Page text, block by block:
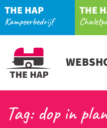
THE HAP
Kampeerbedrijf
THE
Tag: dop in